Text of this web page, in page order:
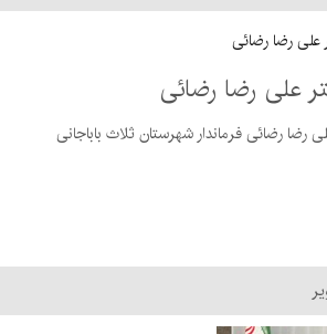
علی رضا رضائی
علی رضا رضائی
رضا رضائی فرماندار شهرستان ثلاث باباجانی